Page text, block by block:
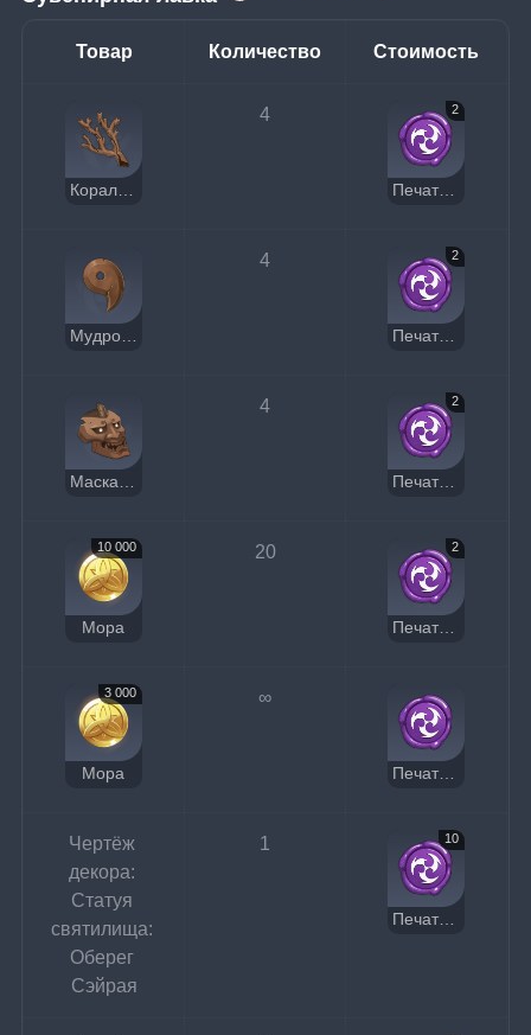
Товар Количество Стоимость
Коралловая ветвь внешних морей
4 2
Печать Электро
Мудрость Наруками
4 2
Печать Электро
Маска злого военачальника
4 2
Печать Электро
10 000
Мора
20 2
Печать Электро
3 000
Мора
∞
Печать Электро
Чертёж
декора:
Статуя
святилища:
Оберег
Сэйрая
1 10
Печать Электро